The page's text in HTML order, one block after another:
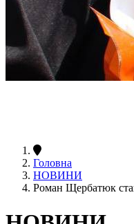
Головна
НОВИНИ
Роман Щербатюк